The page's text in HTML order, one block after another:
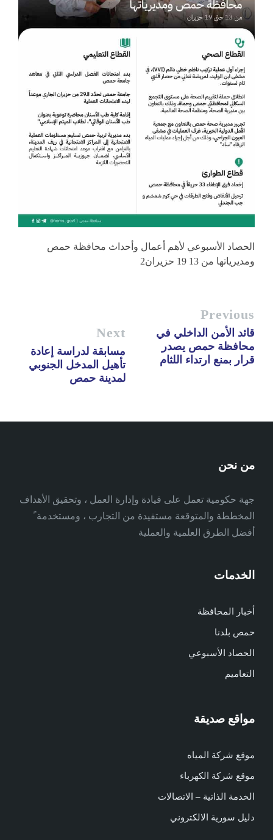
الحصاد الأسبوعي لأهم أعمال وأحداث محافظة حمص
ومديرياتها من 13 19 حزيران2
Previous
قائد الأمن الداخلي في
محافظة حمص يصدر
قرار بمنع ارتداء اللثام
Next
مسابقة لدراسة إعادة
تأهيل المدخل الجنوبي
لمدينة حمص
من نحن
جهة حكومية تعمل على قيادة وإدارة العمل ، وتحقيق الأهداف
المخططة والمتوقعة مستفيدة من التجارب ، ومستخدمة ً
أفضل الطرق العلمية والعملية
الخدمات
أخبار المحافظة
حمص بلدنا
الحصاد الأسبوعي
التعاميم
مواقع صديقة
موقع شركة المياه
موقع شركة الكهرباء
الخدمة الذاتية – الاتصالات
دليل سورية الالكتروني